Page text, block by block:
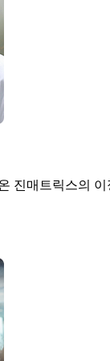
진매트릭스의